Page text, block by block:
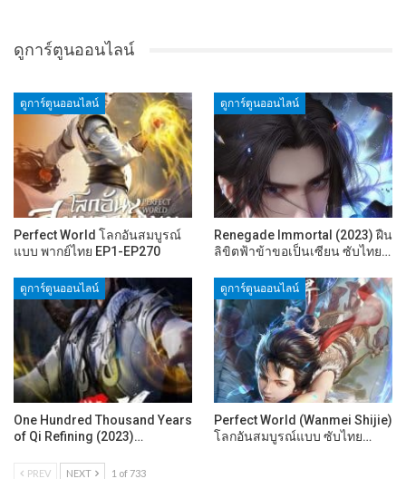
ดูการ์ตูนออนไลน์
ดูการ์ตูนออนไลน์
Perfect World โลกอันสมบูรณ์
แบบ พากย์ไทย EP1-EP270
ดูการ์ตูนออนไลน์
Renegade Immortal (2023) ฝืน
ลิขิตฟ้าข้าขอเป็นเซียน ซับไทย…
ดูการ์ตูนออนไลน์
One Hundred Thousand Years
of Qi Refining (2023)…
ดูการ์ตูนออนไลน์
Perfect World (Wanmei Shijie)
โลกอันสมบูรณ์แบบ ซับไทย…
PREV NEXT 1 of 733